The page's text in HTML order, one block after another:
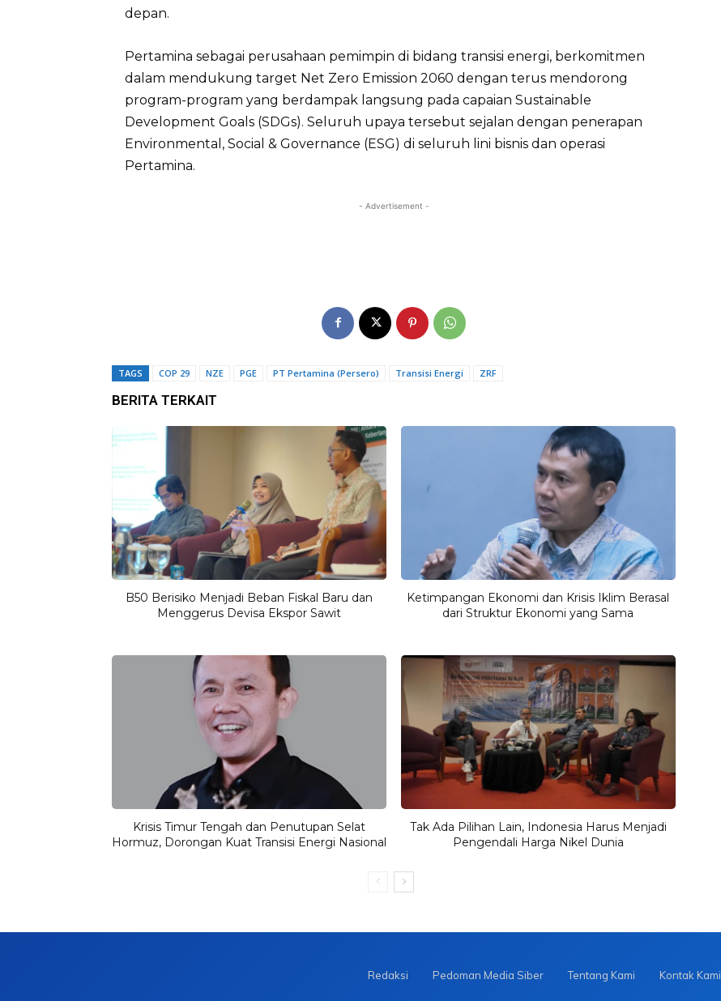
depan.
Pertamina sebagai perusahaan pemimpin di bidang transisi energi, berkomitmen
dalam mendukung target Net Zero Emission 2060 dengan terus mendorong
program-program yang berdampak langsung pada capaian Sustainable
Development Goals (SDGs). Seluruh upaya tersebut sejalan dengan penerapan
Environmental, Social & Governance (ESG) di seluruh lini bisnis dan operasi
Pertamina.
- Advertisement -
TAGS COP 29 NZE PGE PT Pertamina (Persero) Transisi Energi ZRF
BERITA TERKAIT
B50 Berisiko Menjadi Beban Fiskal Baru dan
Menggerus Devisa Ekspor Sawit
Ketimpangan Ekonomi dan Krisis Iklim Berasal
dari Struktur Ekonomi yang Sama
Krisis Timur Tengah dan Penutupan Selat
Hormuz, Dorongan Kuat Transisi Energi Nasional
Tak Ada Pilihan Lain, Indonesia Harus Menjadi
Pengendali Harga Nikel Dunia
Redaksi Pedoman Media Siber Tentang Kami Kontak Kami